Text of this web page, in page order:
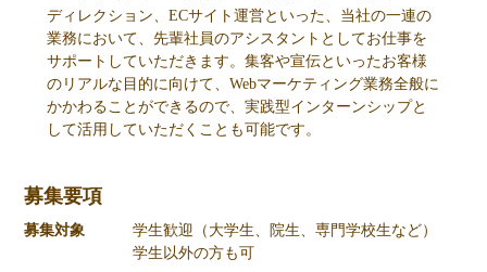
ディレクション、ECサイト運営といった、当社の一連の
業務において、先輩社員のアシスタントとしてお仕事を
サポートしていただきます。集客や宣伝といったお客様
のリアルな目的に向けて、Webマーケティング業務全般に
かかわることができるので、実践型インターンシップと
して活用していただくことも可能です。
募集要項
募集対象
学生歓迎（大学生、院生、専門学校生など）
学生以外の方も可